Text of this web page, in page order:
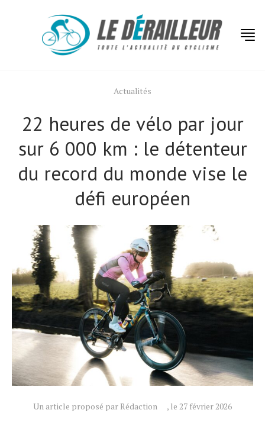
Actualités
22 heures de vélo par jour
sur 6 000 km : le détenteur
du record du monde vise le
défi européen
Un article proposé par Rédaction , le 27 février 2026
Actualités